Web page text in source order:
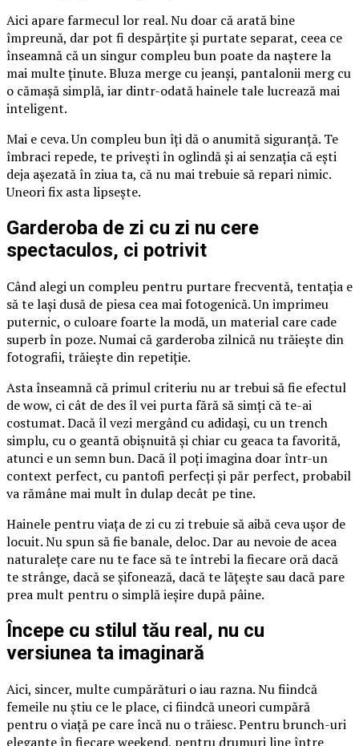
Aici apare farmecul lor real. Nu doar că arată bine
împreună, dar pot fi despărțite și purtate separat, ceea ce
înseamnă că un singur compleu bun poate da naștere la
mai multe ținute. Bluza merge cu jeanși, pantalonii merg cu
o cămașă simplă, iar dintr-odată hainele tale lucrează mai
inteligent.
Mai e ceva. Un compleu bun îți dă o anumită siguranță. Te
îmbraci repede, te privești în oglindă și ai senzația că ești
deja așezată în ziua ta, că nu mai trebuie să repari nimic.
Uneori fix asta lipsește.
Garderoba de zi cu zi nu cere
spectaculos, ci potrivit
Când alegi un compleu pentru purtare frecventă, tentația e
să te lași dusă de piesa cea mai fotogenică. Un imprimeu
puternic, o culoare foarte la modă, un material care cade
superb în poze. Numai că garderoba zilnică nu trăiește din
fotografii, trăiește din repetiție.
Asta înseamnă că primul criteriu nu ar trebui să fie efectul
de wow, ci cât de des îl vei purta fără să simți că te-ai
costumat. Dacă îl vezi mergând cu adidași, cu un trench
simplu, cu o geantă obișnuită și chiar cu geaca ta favorită,
atunci e un semn bun. Dacă îl poți imagina doar într-un
context perfect, cu pantofi perfecți și păr perfect, probabil
va rămâne mai mult în dulap decât pe tine.
Hainele pentru viața de zi cu zi trebuie să aibă ceva ușor de
locuit. Nu spun să fie banale, deloc. Dar au nevoie de acea
naturalețe care nu te face să te întrebi la fiecare oră dacă
te strânge, dacă se șifonează, dacă te lățește sau dacă pare
prea mult pentru o simplă ieșire după pâine.
Începe cu stilul tău real, nu cu
versiunea ta imaginară
Aici, sincer, multe cumpărături o iau razna. Nu fiindcă
femeile nu știu ce le place, ci fiindcă uneori cumpără
pentru o viață pe care încă nu o trăiesc. Pentru brunch-uri
elegante în fiecare weekend, pentru drumuri line între